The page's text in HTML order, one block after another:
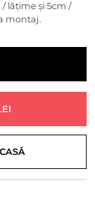
lățime și 5cm /
montaj.